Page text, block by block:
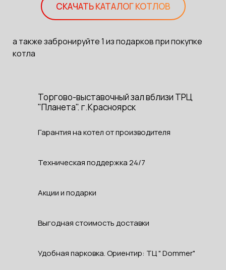
СКАЧАТЬ КАТАЛОГ КОТЛОВ
а также забронируйте 1 из подарков при покупке
котла
Торгово-выставочный зал вблизи ТРЦ
"Планета". г.Красноярск
Гарантия на котел от производителя
Техническая поддержка 24/7
Акции и подарки
Выгодная стоимость доставки
Удобная парковка. Ориентир: ТЦ " Dommer"